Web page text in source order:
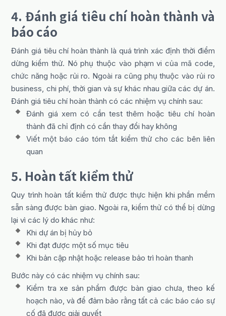
4. Đánh giá tiêu chí hoàn thành và
báo cáo
Đánh giá tiêu chí hoàn thành là quá trình xác định thời điểm
dừng kiểm thử. Nó phụ thuộc vào phạm vi của mã code,
chức năng hoặc rủi ro. Ngoài ra cũng phụ thuộc vào rủi ro
business, chi phí, thời gian và sự khác nhau giữa các dự án.
Đánh giá tiêu chí hoàn thành có các nhiệm vụ chính sau:
Đánh giá xem có cần test thêm hoặc tiêu chí hoàn
thành đã chỉ định có cần thay đổi hay không
Viết một báo cáo tóm tắt kiểm thử cho các bên liên
quan
5. Hoàn tất kiểm thử
Quy trình hoàn tất kiểm thử được thực hiện khi phần mềm
sẵn sàng được bàn giao. Ngoài ra, kiểm thử có thể bị dừng
lại vì các lý do khác như:
Khi dự án bị hủy bỏ
Khi đạt được một số mục tiêu
Khi bản cập nhật hoặc release bảo trì hoàn thanh
Bước này có các nhiệm vụ chính sau:
Kiểm tra xe sản phẩm được bàn giao chưa, theo kế
hoạch nào, và để đảm bảo rằng tất cả các báo cáo sự
cố đã được giải quyết